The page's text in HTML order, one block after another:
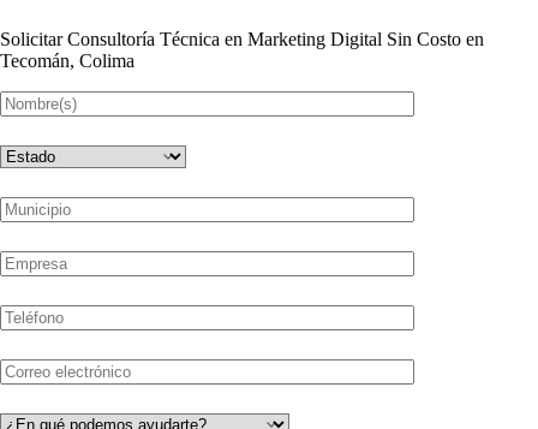
Solicitar Consultoría Técnica en Marketing Digital Sin Costo en
Tecomán, Colima